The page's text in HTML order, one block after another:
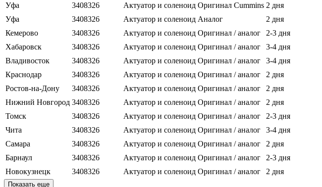
Уфа 3408326 Актуатор и соленоид Оригинал Cummins 2 дня
Уфа 3408326 Актуатор и соленоид Аналог 2 дня
Кемерово 3408326 Актуатор и соленоид Оригинал / аналог 2-3 дня
Хабаровск 3408326 Актуатор и соленоид Оригинал / аналог 3-4 дня
Владивосток 3408326 Актуатор и соленоид Оригинал / аналог 3-4 дня
Краснодар 3408326 Актуатор и соленоид Оригинал / аналог 2 дня
Ростов-на-Дону 3408326 Актуатор и соленоид Оригинал / аналог 2 дня
Нижний Новгород 3408326 Актуатор и соленоид Оригинал / аналог 2 дня
Томск 3408326 Актуатор и соленоид Оригинал / аналог 2-3 дня
Чита 3408326 Актуатор и соленоид Оригинал / аналог 3-4 дня
Самара 3408326 Актуатор и соленоид Оригинал / аналог 2 дня
Барнаул 3408326 Актуатор и соленоид Оригинал / аналог 2-3 дня
Новокузнецк 3408326 Актуатор и соленоид Оригинал / аналог 2 дня
Показать еще